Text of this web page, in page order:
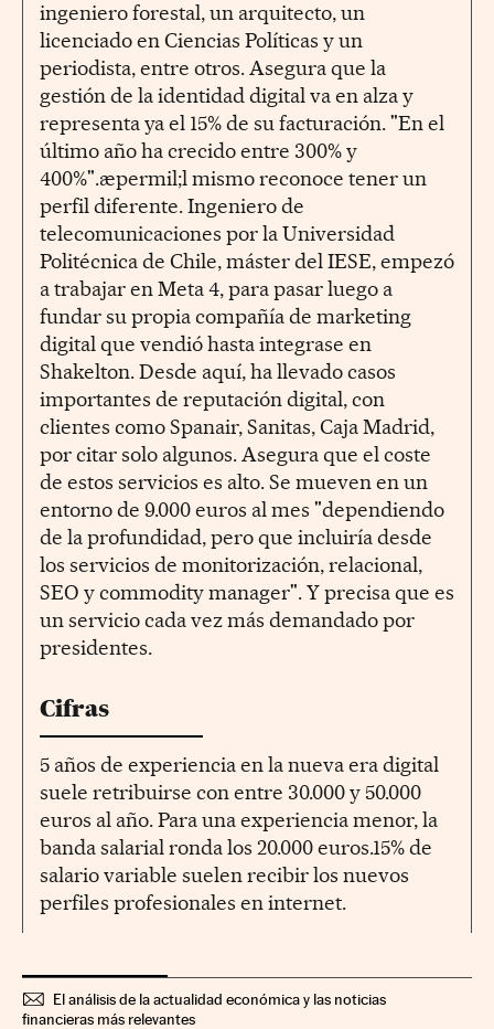
ingeniero forestal, un arquitecto, un
licenciado en Ciencias Políticas y un
periodista, entre otros. Asegura que la
gestión de la identidad digital va en alza y
representa ya el 15% de su facturación. "En el
último año ha crecido entre 300% y
400%".æpermil;l mismo reconoce tener un
perfil diferente. Ingeniero de
telecomunicaciones por la Universidad
Politécnica de Chile, máster del IESE, empezó
a trabajar en Meta 4, para pasar luego a
fundar su propia compañía de marketing
digital que vendió hasta integrase en
Shakelton. Desde aquí, ha llevado casos
importantes de reputación digital, con
clientes como Spanair, Sanitas, Caja Madrid,
por citar solo algunos. Asegura que el coste
de estos servicios es alto. Se mueven en un
entorno de 9.000 euros al mes "dependiendo
de la profundidad, pero que incluiría desde
los servicios de monitorización, relacional,
SEO y commodity manager". Y precisa que es
un servicio cada vez más demandado por
presidentes.
Cifras
5 años de experiencia en la nueva era digital
suele retribuirse con entre 30.000 y 50.000
euros al año. Para una experiencia menor, la
banda salarial ronda los 20.000 euros.15% de
salario variable suelen recibir los nuevos
perfiles profesionales en internet.
El análisis de la actualidad económica y las noticias
financieras más relevantes